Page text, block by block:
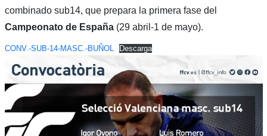
combinado sub14, que prepara la primera fase del
Campeonato de España (29 abril-1 de mayo).
CONV.-SUB-14-MASC.-BUÑOL Descarga